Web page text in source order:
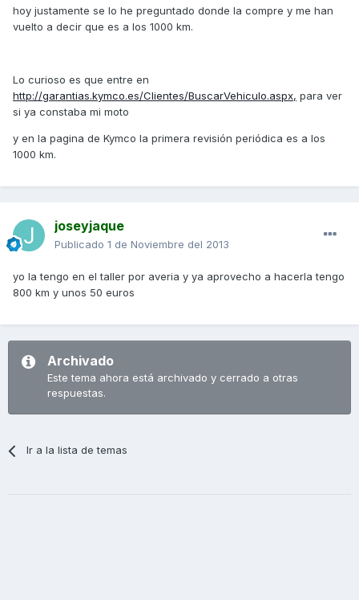
hoy justamente se lo he preguntado donde la compre y me han
vuelto a decir que es a los 1000 km.
Lo curioso es que entre en
http://garantias.kymco.es/Clientes/BuscarVehiculo.aspx, para ver
si ya constaba mi moto
y en la pagina de Kymco la primera revisión periódica es a los
1000 km.
joseyjaque
Publicado 1 de Noviembre del 2013
yo la tengo en el taller por averia y ya aprovecho a hacerla tengo
800 km y unos 50 euros
Archivado
Este tema ahora está archivado y cerrado a otras
respuestas.
Ir a la lista de temas